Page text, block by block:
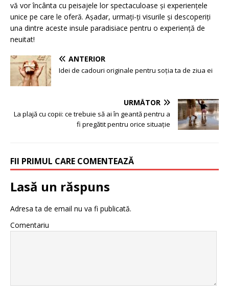
vă vor încânta cu peisajele lor spectaculoase și experiențele
unice pe care le oferă. Așadar, urmați-ți visurile și descoperiți
una dintre aceste insule paradisiace pentru o experiență de
neuitat!
ANTERIOR
Idei de cadouri originale pentru soția ta de ziua ei
URMĂTOR
La plajă cu copii: ce trebuie să ai în geantă pentru a
fi pregătit pentru orice situație
FII PRIMUL CARE COMENTEAZĂ
Lasă un răspuns
Adresa ta de email nu va fi publicată.
Comentariu